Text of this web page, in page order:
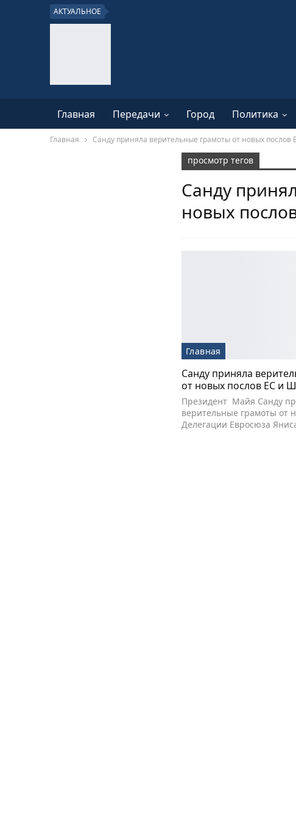
АКТУАЛЬНОЕ
Главная Передачи Город Политика
Главная Санду приняла верительные грамоты от новых
просмотр тегов
Санду
новых
Главная
Санду приняла
от новых послов ЕС и
Президент Майя Санду
верительные грамоты от
Делегации Евросюза